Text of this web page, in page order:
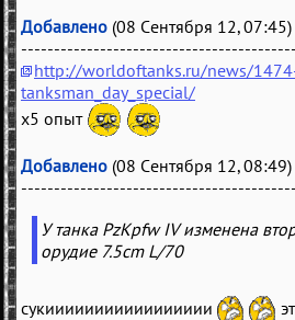
Добавлено (08 Сентября 12, 07:45)
http://worldoftanks.ru/news/
tanksman_day_special/
x5 опыт
Добавлено (08 Сентября 12, 08:49)
У танка PzKpfw IV изменена
орудие 7.5cm L/70
сукиииииииииииииииии